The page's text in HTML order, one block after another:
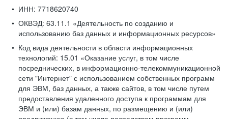
ИНН: 7718620740
ОКВЭД: 63.11.1 «Деятельность по созданию и
использованию баз данных и информационных ресурсов»
Код вида деятельности в области информационных
технологий: 15.01 «Оказание услуг, в том числе
посреднических, в информационно-телекоммуникационной
сети "Интернет" с использованием собственных программ
для ЭВМ, баз данных, а также сайтов, в том числе путем
предоставления удаленного доступа к программам для
ЭВМ и (или) базам данных, по размещению и (или)